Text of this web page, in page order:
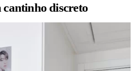
discreto